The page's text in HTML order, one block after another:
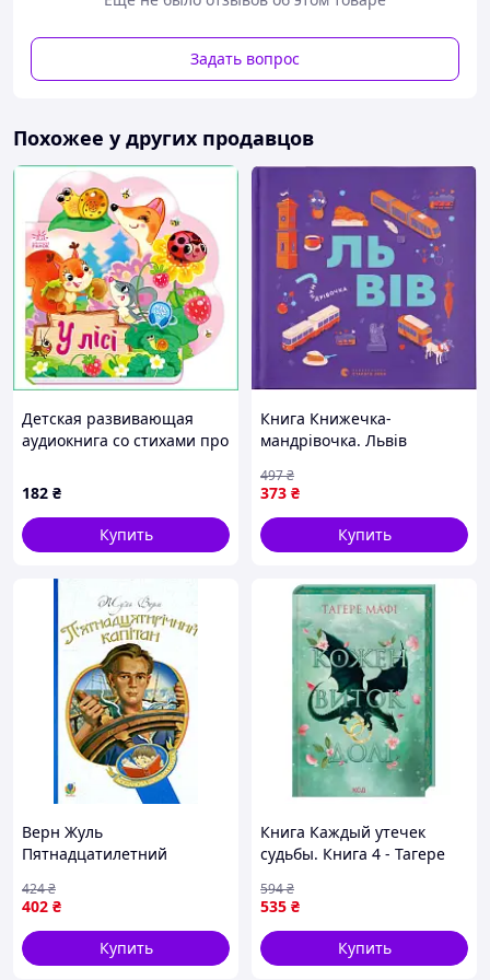
Книга друга
Гаррі Поттер і таємна кімната. Велике ілюстроване
видання
Кея передає інтригу, магію та атмосферу чарівного
світу.
Задать вопрос
Похожее у других продавцов
Детская развивающая
аудиокнига со стихами про
вырубкой и звуковым
сопровождением 1706002
182 ₴
Купить
Книга Книжечка-
мандрівочка. Львів
(9789664483787)
373 ₴
497₴
Купить
Верн Жуль
Пятнадцатилетний
402 ₴
424₴
Купить
Книга Каждый утечек
судьбы. Книга 4 - Тагере
535 ₴
594₴
Купить